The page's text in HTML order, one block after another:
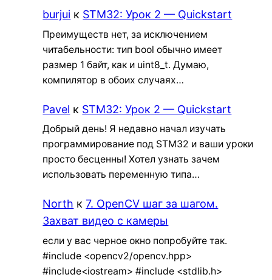
burjui к STM32: Урок 2 — Quickstart
Преимуществ нет, за исключением
читабельности: тип bool обычно имеет
размер 1 байт, как и uint8_t. Думаю,
компилятор в обоих случаях…
Pavel к STM32: Урок 2 — Quickstart
Добрый день! Я недавно начал изучать
программирование под STM32 и ваши уроки
просто бесценны! Хотел узнать зачем
использовать переменную типа…
North к7. OpenCV шаг за шагом.
Захват видео с камеры
если у вас черное окно попробуйте так.
#include <opencv2/opencv.hpp>
#include<iostream> #include <stdlib.h>